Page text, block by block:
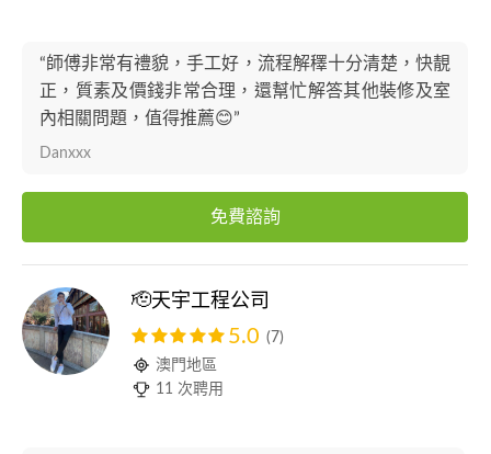
“師傅非常有禮貌，手工好，流程解䆁十分清楚，快靚
正，質素及價錢非常合理，還幫忙解答其他裝修及室
內相關問題，值得推薦😊”
Danxxx
免費諮詢
🫡天宇工程公司
5.0 (7)
澳門地區
11 次聘用